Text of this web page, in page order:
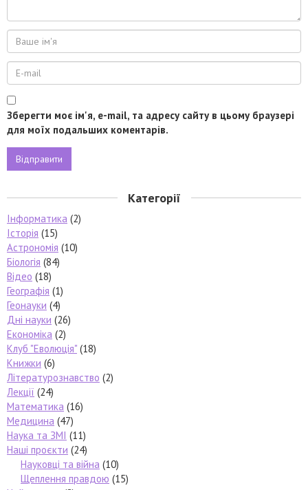
Зберегти моє ім'я, e-mail, та адресу сайту в цьому браузері
для моїх подальших коментарів.
Категорії
Інформатика (2)
Історія (15)
Астрономія (10)
Біологія (84)
Відео (18)
Географія (1)
Геонауки (4)
Дні науки (26)
Економіка (2)
Клуб "Еволюція" (18)
Книжки (6)
Літературознавство (2)
Лекції (24)
Математика (16)
Медицина (47)
Наука та ЗМІ (11)
Наші проєкти (24)
Науковці та війна (10)
Щеплення правдою (15)